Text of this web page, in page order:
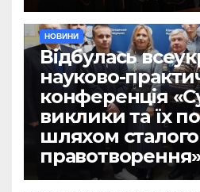
НОВИНИ
Відбулась
науково-
конференція
виклики та їх
шляхом сталого